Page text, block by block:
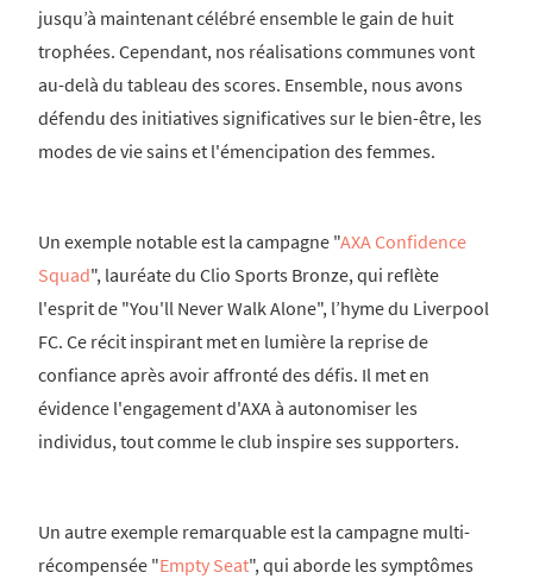
jusqu’à maintenant célébré ensemble le gain de huit
trophées. Cependant, nos réalisations communes vont
au-delà du tableau des scores. Ensemble, nous avons
défendu des initiatives significatives sur le bien-être, les
modes de vie sains et l'émencipation des femmes.
Un exemple notable est la campagne "AXA Confidence
Squad", lauréate du Clio Sports Bronze, qui reflète
l'esprit de "You'll Never Walk Alone", l’hyme du Liverpool
FC. Ce récit inspirant met en lumière la reprise de
confiance après avoir affronté des défis. Il met en
évidence l'engagement d'AXA à autonomiser les
individus, tout comme le club inspire ses supporters.
Un autre exemple remarquable est la campagne multi-
récompensée "Empty Seat", qui aborde les symptômes